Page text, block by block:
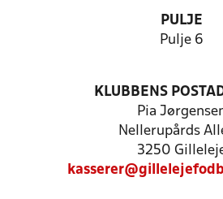
PULJE
Pulje 6
KLUBBENS
Pia
Nellerupårds
3250